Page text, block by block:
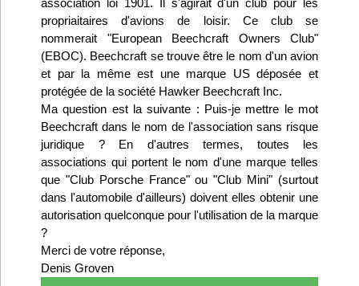
VieAsso
Infos
Divers
Abo Lettrasso
Désabo Lettrasso
Nous contacter
association loi 1901. Il s'agirait d'un club pour les
propriaitaires d'avions de loisir. Ce club se
nommerait "European Beechcraft Owners Club"
(EBOC). Beechcraft se trouve être le nom d'un avion
et par la même est une marque US déposée et
protégée de la société Hawker Beechcraft Inc.
Ma question est la suivante : Puis-je mettre le mot
Beechcraft dans le nom de l'association sans risque
juridique ? En d'autres termes, toutes les
associations qui portent le nom d'une marque telles
que "Club Porsche France" ou "Club Mini" (surtout
dans l'automobile d'ailleurs) doivent elles obtenir une
autorisation quelconque pour l'utilisation de la marque
?
Merci de votre réponse,
Denis Groven